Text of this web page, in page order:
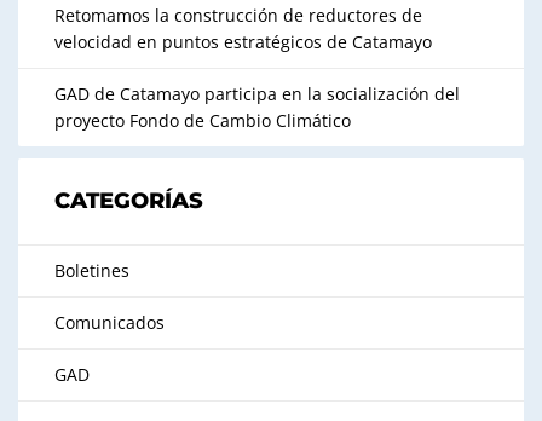
Retomamos la construcción de reductores de
velocidad en puntos estratégicos de Catamayo
GAD de Catamayo participa en la socialización del
proyecto Fondo de Cambio Climático
CATEGORÍAS
Boletines
Comunicados
GAD